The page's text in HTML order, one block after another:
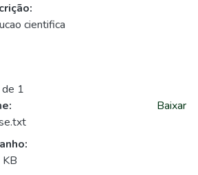
cientifica
1
Baixar